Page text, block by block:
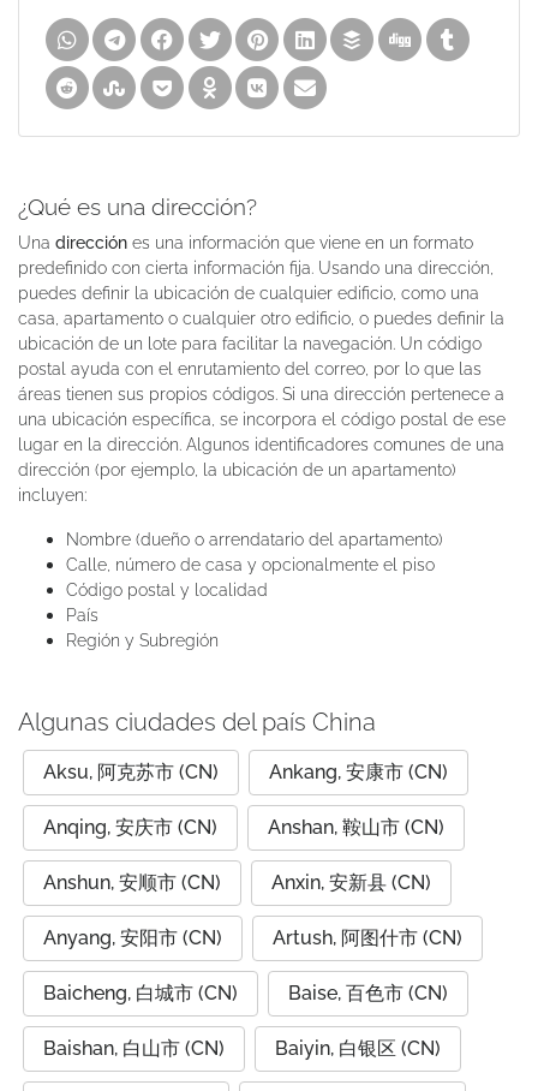
¿Qué es una dirección?
Una dirección es una información que viene en un formato
predefinido con cierta información fija. Usando una dirección,
puedes definir la ubicación de cualquier edificio, como una
casa, apartamento o cualquier otro edificio, o puedes definir la
ubicación de un lote para facilitar la navegación. Un código
postal ayuda con el enrutamiento del correo, por lo que las
áreas tienen sus propios códigos. Si una dirección pertenece a
una ubicación específica, se incorpora el código postal de ese
lugar en la dirección. Algunos identificadores comunes de una
dirección (por ejemplo, la ubicación de un apartamento)
incluyen:
Nombre (dueño o arrendatario del apartamento)
Calle, número de casa y opcionalmente el piso
Código postal y localidad
País
Región y Subregión
Algunas ciudades del país China
Aksu, 阿克苏市 (CN) Ankang, 安康市 (CN)
Anqing, 安庆市 (CN) Anshan, 鞍山市 (CN)
Anshun, 安顺市 (CN) Anxin, 安新县 (CN)
Anyang, 安阳市 (CN) Artush, 阿图什市 (CN)
Baicheng, 白城市 (CN) Baise, 百色市 (CN)
Baishan, 白山市 (CN) Baiyin, 白银区 (CN)